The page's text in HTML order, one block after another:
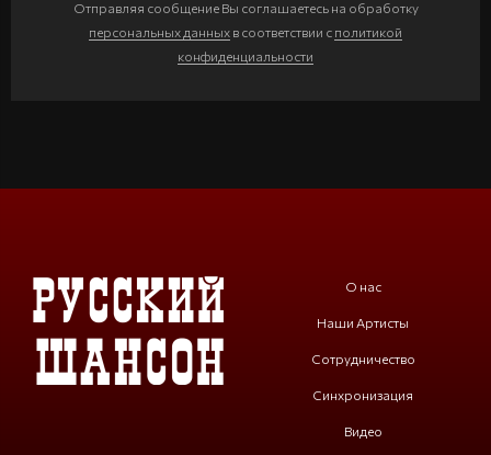
Отправляя сообщение Вы соглашаетесь на обработку
персональных данных в соответствии с политикой
конфиденциальности
О нас
Наши Артисты
Сотрудничество
Синхронизация
Видео